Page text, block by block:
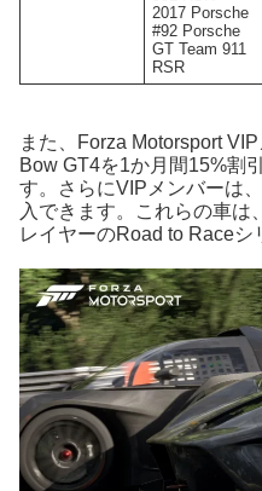
2017 Porsche
#92 Porsche
GT Team 911
RSR
また、Forza Motorsport
Bow GT4を1か月間15%割
す。さらにVIPメンバーは
入できます。これらの車は
レイヤーのRoad to Raceシ